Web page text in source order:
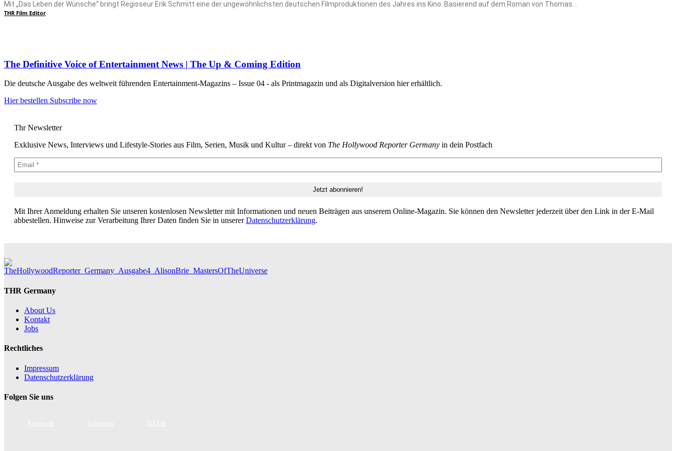
Mit „Das Leben der Wünsche“ bringt Regisseur Erik Schmitt eine der ungewöhnlichsten deutschen Filmproduktionen des Jahres ins Kino. Basierend auf dem Roman von Thomas...
THR Film Editor
The Definitive Voice of Entertainment News | The Up & Coming Edition
Die deutsche Ausgabe des weltweit führenden Entertainment-Magazins – Issue 04 - als Printmagazin und als Digitalversion hier erhältlich.
Hier bestellen Subscribe now
Thr Newsletter
Exklusive News, Interviews und Lifestyle-Stories aus Film, Serien, Musik und Kultur – direkt von The Hollywood Reporter Germany in dein Postfach
Mit Ihrer Anmeldung erhalten Sie unseren kostenlosen Newsletter mit Informationen und neuen Beiträgen aus unserem Online-Magazin. Sie können den Newsletter jederzeit über den Link in der E-Mail
abbestellen. Hinweise zur Verarbeitung Ihrer Daten finden Sie in unsererDatenschutzerklärung.
THR Germany
About Us
Kontakt
Jobs
Rechtliches
Impressum
Datenschutzerklärung
Folgen Sie uns